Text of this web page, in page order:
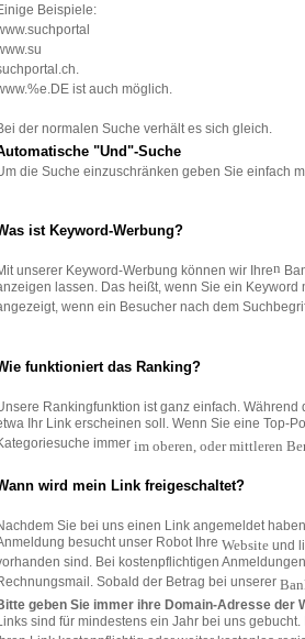
Beispiele:
ist auch möglich.
der normalen Suche verhält es sich gleich.
"Und"-Suche
die Suche einzuschränken geben Sie einfach
ist Keyword-Werbung?
unserer Keyword-Werbung können wir Ihren
lassen. Das heißt, wenn Sie ein Keyword
wenn ein Besucher nach dem
funktioniert das Ranking?
Rankingfunktion ist ganz einfach.
Ihr Link erscheinen soll. Wenn Sie eine Top-
immer im oberen, oder mittleren
wird mein Link freigeschaltet?
Sie bei uns einen Link angemeldet
besucht unser Robot Ihre Websiteund
sind. Bei kostenpflichtigen
Sobald der Betrag bei unserer
geben Sie immer ihre Domain-Adresse der
sind für mindestens ein Jahr bei uns